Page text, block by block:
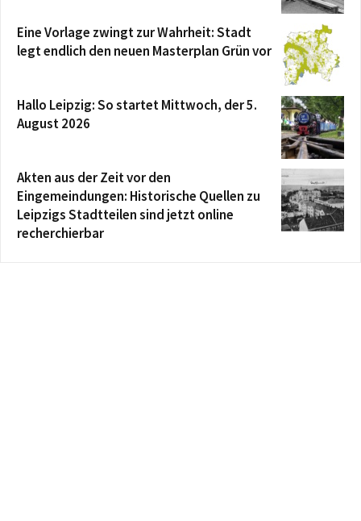
Eine Vorlage zwingt zur Wahrheit: Stadt
legt endlich den neuen Masterplan Grün vor
Hallo Leipzig: So startet Mittwoch, der 5.
August 2026
Akten aus der Zeit vor den
Eingemeindungen: Historische Quellen zu
Leipzigs Stadtteilen sind jetzt online
recherchierbar